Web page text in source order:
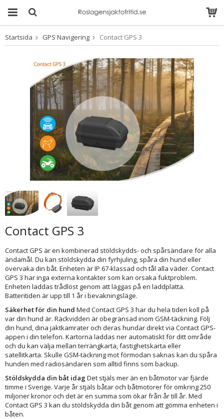
Produkten har blivit
tillagd i varukorgen
Startsida GPS Navigering Contact GPS 3
Contact GPS 3
Contact GPS är en kombinerad stöldskydds- och spårsändare för alla
ändamål. Du kan stöldskydda din fyrhjuling, spåra din hund eller
övervaka din båt. Enheten är IP 67-klassad och tål alla väder. Contact
GPS 3 har inga externa kontakter som kan orsaka fuktproblem.
Enheten laddas trådlöst genom att läggas på en laddplatta.
Batteritiden är upp till 1 år i bevakningsläge.
Säkerhet för din hund Med Contact GPS 3 har du hela tiden koll på
var din hund är. Räckvidden är obegränsad inom GSM-täckning. Följ
din hund, dina jaktkamrater och deras hundar direkt via Contact GPS-
appen i din telefon. Kartorna laddas ner automatiskt för ditt område
och du kan välja mellan terrängkarta, fastighetskarta eller
satellitkarta. Skulle GSM-täckning mot förmodan saknas kan du spåra
hunden med radiosändaren som alltid finns som backup.
Stöldskydda din båt idag Det stjäls mer än en båtmotor var fjärde
timme i Sverige. Varje år stjäls båtar och båtmotorer för omkring 250
miljoner kronor och det är en summa som ökar från år till år. Med
Contact GPS 3 kan du stöldskydda din båt genom att gömma enheten i
båten.